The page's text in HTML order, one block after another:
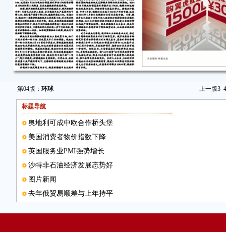
第04版： 环球 上一版3 4
标题导航
奥地利可成中欧合作桥头堡
美国消费者物价指数下降
英国服务业PMI强势增长
沙特非石油经济发展态势好
图片新闻
去年俄贸易顺差与上年持平